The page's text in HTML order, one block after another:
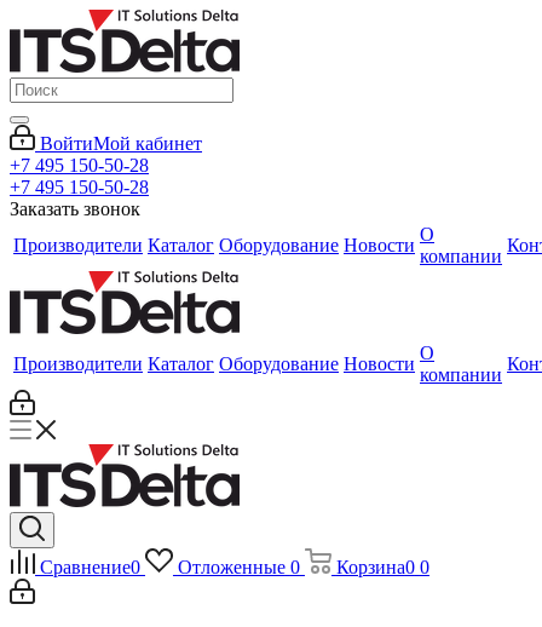
ВойтиМой кабинет
+7 495 150-50-28
+7 495 150-50-28
Заказать звонок
Производители Каталог Оборудование Новости
О
компании
Производители Каталог Оборудование Новости
О
компании
Сравнение0 Отложенные 0 Корзина0 0